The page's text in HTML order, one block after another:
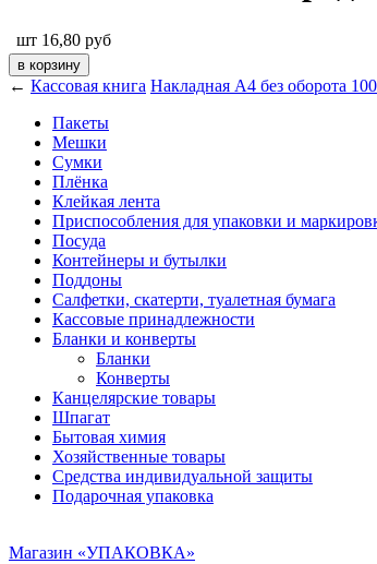
шт 16,80 руб
← Кассовая книга Накладная А4 без оборота
Пакеты
Мешки
Сумки
Плёнка
Клейкая лента
Приспособления для упаковки и
Посуда
Контейнеры и бутылки
Поддоны
Салфетки, скатерти, туалетная бумага
Кассовые принадлежности
Бланки и конверты
Бланки
Конверты
Канцелярские товары
Шпагат
Бытовая химия
Хозяйственные товары
Средства индивидуальной защиты
Подарочная упаковка
Магазин «УПАКОВКА»